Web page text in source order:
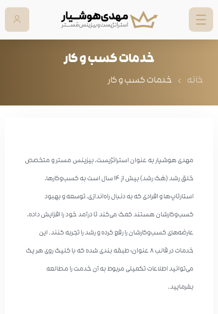
خدمات کسب و کار
خانه خدمات کسب و کار
مهدی هوشیار به عنوان استراتژیست، بیزینس مستر و متخصص
خلق رشد (هَک رشد) بیش از ۱۴ سال است به کسب‌وکارها،
استارتاپ‌ها و افرادی که به دنبال راه‌اندازی، توسعه و بهبود
کسب‌وکارشان هستند کمک می‌کند تا درآمد خود را افزایش داده،
عارضه‌های کسب‌وکارشان را رفع کرده و رشد را تجربه کنند. این
خدمات در قالب ۸ عنوان؛ طبقه بندی شده که با کلیک روی هر یک
می‌توانید اطلاعات تکمیلی مربوط به آن خدمت را مطالعه
بفرمایید.